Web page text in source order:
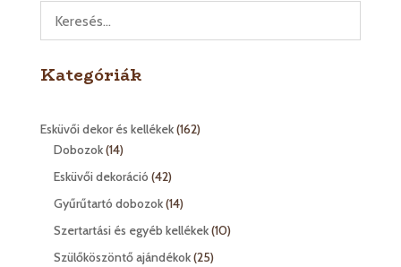
Kategóriák
Esküvői dekor és kellékek 162162
Dobozok 1414
termék
Esküvői dekoráció 4242
termék
Gyűrűtartó dobozok 1414
termék
Szertartási és egyéb kellékek 1010
Szülőköszöntő ajándékok 2525